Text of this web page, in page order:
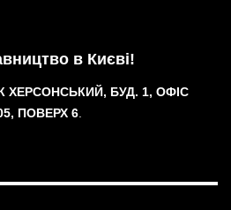
в Києві!
ХЕРСОНСЬКИЙ, БУД. 1, ОФІС
ПОВЕРХ 6